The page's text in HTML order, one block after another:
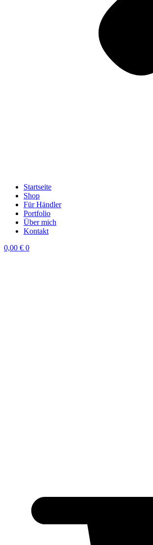
Startseite
Shop
Für Händler
Portfolio
Über mich
Kontakt
0,00 € 0